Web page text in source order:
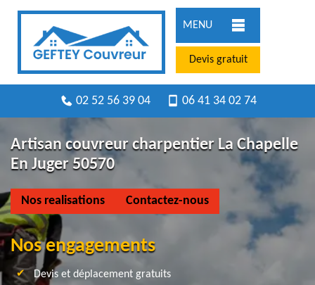
MENU
Devis gratuit
02 52 56 39 04 06 41 34 02 74
Artisan couvreur charpentier La Chapelle
En Juger 50570
Nos realisations Contactez-nous
Nos engagements
Devis et déplacement gratuits